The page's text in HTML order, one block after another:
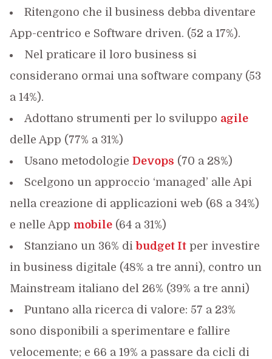
Ritengono che il business debba diventare
App-centrico e Software driven. (52 a 17%).
Nel praticare il loro business si
considerano ormai una software company (53
a 14%).
Adottano strumenti per lo sviluppo agile
delle App (77% a 31%)
Usano metodologie Devops (70 a 28%)
Scelgono un approccio ‘managed’ alle Api
nella creazione di applicazioni web (68 a 34%)
e nelle App mobile(64 a 31%)
Stanziano un 36% di budget Itper investire
in business digitale (48% a tre anni), contro un
Mainstream italiano del 26% (39% a tre anni)
Puntano alla ricerca di valore: 57 a 23%
sono disponibili a sperimentare e fallire
velocemente; e 66 a 19% a passare da cicli di